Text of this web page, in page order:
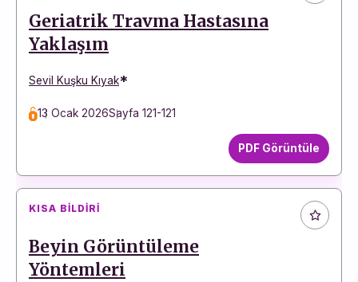
Geriatrik Travma Hastasına
Yaklaşım
Sevil Kuşku Kıyak*
13 Ocak 2026Sayfa 121-121
PDF Görüntüle
KISA BILDIRI
Beyin Görüntüleme
Yöntemleri